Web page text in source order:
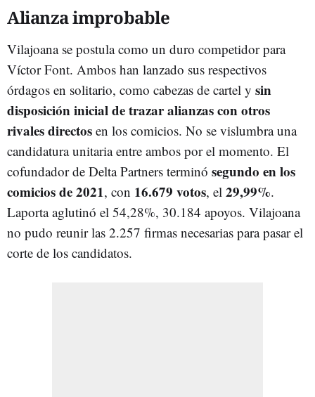
Alianza improbable
Vilajoana se postula como un duro competidor para
Víctor Font. Ambos han lanzado sus respectivos
órdagos en solitario, como cabezas de cartel y sin
disposición inicial de trazar alianzas con otros
rivales directos en los comicios. No se vislumbra una
candidatura unitaria entre ambos por el momento. El
cofundador de Delta Partners terminó segundo en los
comicios de 2021, con 16.679 votos, el 29,99%.
Laporta aglutinó el 54,28%, 30.184 apoyos. Vilajoana
no pudo reunir las 2.257 firmas necesarias para pasar el
corte de los candidatos.